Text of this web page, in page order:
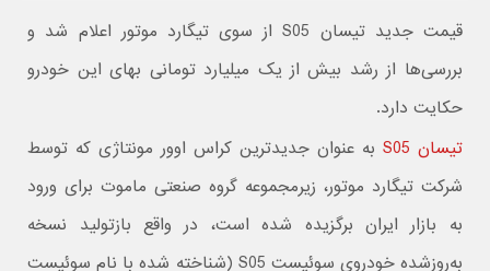
قیمت جدید تیسان S05 از سوی تیگارد موتور اعلام شد و
بررسی‌ها از رشد بیش از یک میلیارد تومانی بهای این خودرو
حکایت دارد.
تیسان S05
به عنوان جدیدترین کراس‌ اوور مونتاژی که توسط
شرکت تیگارد موتور، زیرمجموعه گروه صنعتی ماموت برای ورود
به بازار ایران برگزیده شده است، در واقع بازتولید نسخه
به‌روزشده خودروی سوئیست S05 (شناخته شده با نام سوئیست